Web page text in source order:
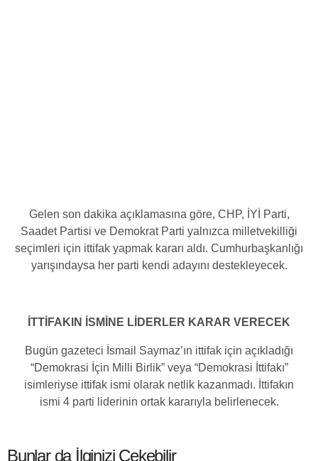
Gelen son dakika açıklamasına göre, CHP, İYİ Parti,
Saadet Partisi ve Demokrat Parti yalnızca milletvekilliği
seçimleri için ittifak yapmak kararı aldı. Cumhurbaşkanlığı
yarışındaysa her parti kendi adayını destekleyecek.
İTTİFAKIN İSMİNE LİDERLER KARAR VERECEK
Bugün gazeteci İsmail Saymaz’ın ittifak için açıkladığı
“Demokrasi İçin Milli Birlik” veya “Demokrasi İttifakı”
isimleriyse ittifak ismi olarak netlik kazanmadı. İttifakın
ismi 4 parti liderinin ortak kararıyla belirlenecek.
Bunlar da İlginizi Çekebilir